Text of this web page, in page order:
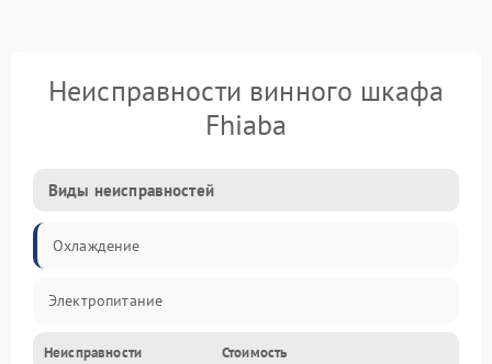
Неисправности винного шкафа
Fhiaba
Виды неисправностей
Охлаждение
Электропитание
Неисправности Стоимость